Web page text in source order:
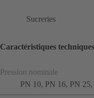
Sucreries
Caractéristiques techniques
Pression nominale
PN 10, PN 16, PN